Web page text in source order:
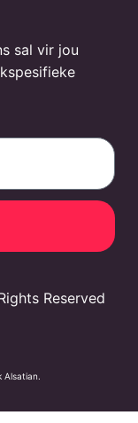
sal vir jou
Reserved
Alsatian.